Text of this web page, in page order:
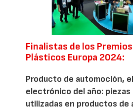
Finalistas de los
Plásticos Europa 2024:
Producto de automoción,
electrónico del año:
utilizadas en productos de